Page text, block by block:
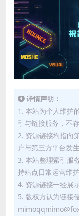
详情声明：
1. 本站为个人维护
引与链接服务，不
2. 资源链接均指向
户与第三方平台发
3. 本站整理索引服
持站点日常运营维护
4. 资源链接一经展
5. 版权方认为链接